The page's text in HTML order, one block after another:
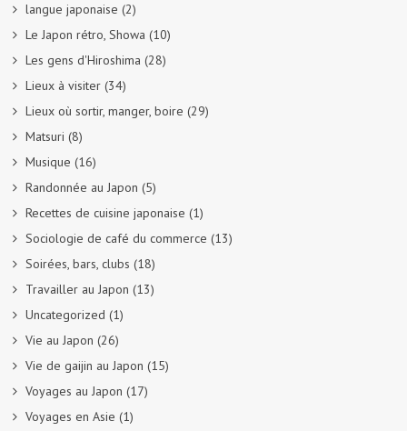
langue japonaise (2)
Le Japon rétro, Showa (10)
Les gens d'Hiroshima (28)
Lieux à visiter (34)
Lieux où sortir, manger, boire (29)
Matsuri (8)
Musique (16)
Randonnée au Japon (5)
Recettes de cuisine japonaise (1)
Sociologie de café du commerce (13)
Soirées, bars, clubs (18)
Travailler au Japon (13)
Uncategorized (1)
Vie au Japon (26)
Vie de gaijin au Japon (15)
Voyages au Japon (17)
Voyages en Asie (1)